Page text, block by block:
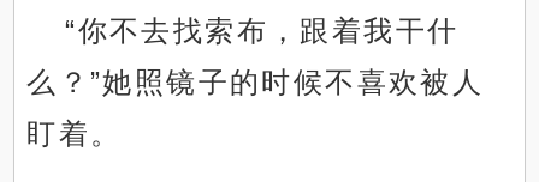
“你不去找索布，跟着我干什
么？”她照镜子的时候不喜欢被人
盯着。